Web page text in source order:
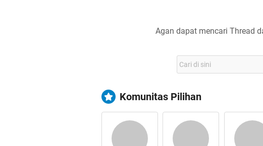
Agan dapat mencari Thread
Komunitas Pilihan